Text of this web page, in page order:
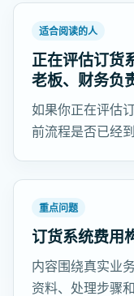
适合阅读的人
正在评估订货
老板、财务负
如果你正在评估
前流程是否已经
重点问题
订货系统费用
内容围绕真实业
资料、处理步骤